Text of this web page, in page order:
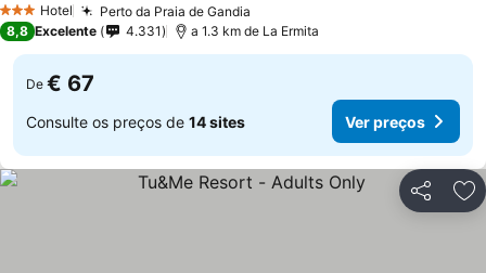
3 EstrelasHotel Perto da Praia de Gandia
8,8 Excelente 4.331 a 1.3 km de La Ermita
De € 67
Consulte os preços de 14 sites Ver preços
Partilhar